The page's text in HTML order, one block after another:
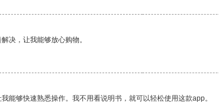
决，让我能够放心购物。
能够快速熟悉操作。我不用看说明书，就可以轻松使用这款app。